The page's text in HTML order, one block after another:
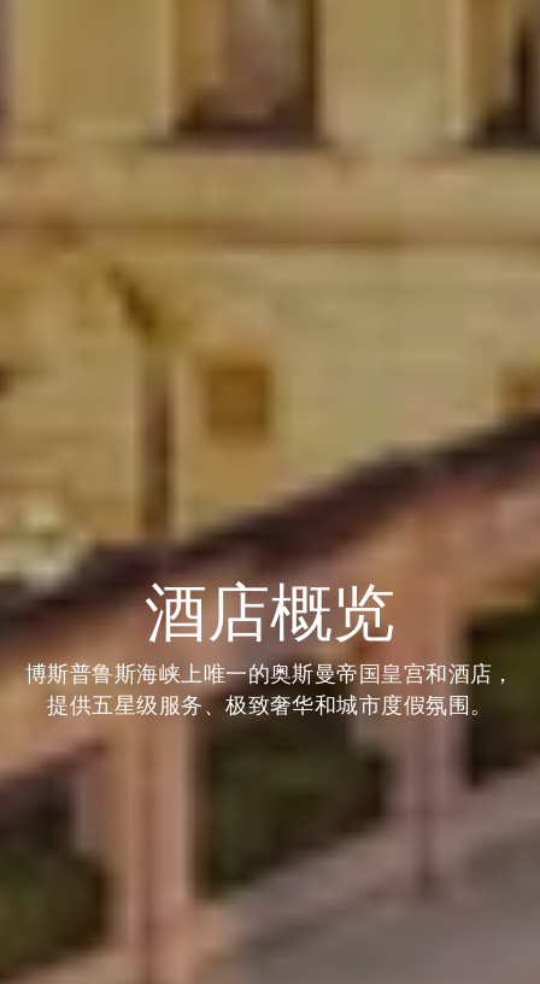
酒店概览
博斯普鲁斯海峡上唯一的奥斯曼帝国皇宫和酒店，
提供五星级服务、极致奢华和城市度假氛围。